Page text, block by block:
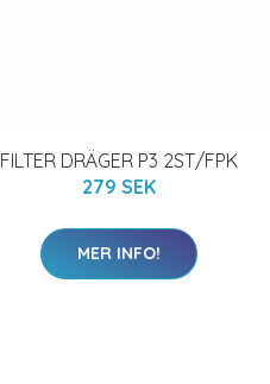
FILTER DRÄGER P3 2ST/FPK
279 SEK
MER INFO!